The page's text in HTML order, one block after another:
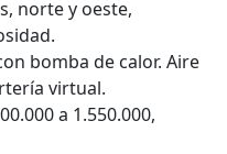
norte y oeste,
bomba de calor. Aire
virtual.
a 1.550.000,